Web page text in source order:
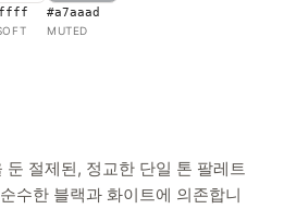
#a7aaad
MUTED
둔 절제된, 정교한 단일 톤 팔레트
수한 블랙과 화이트에 의존합니